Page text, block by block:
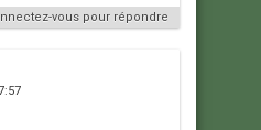
vous pour répondre